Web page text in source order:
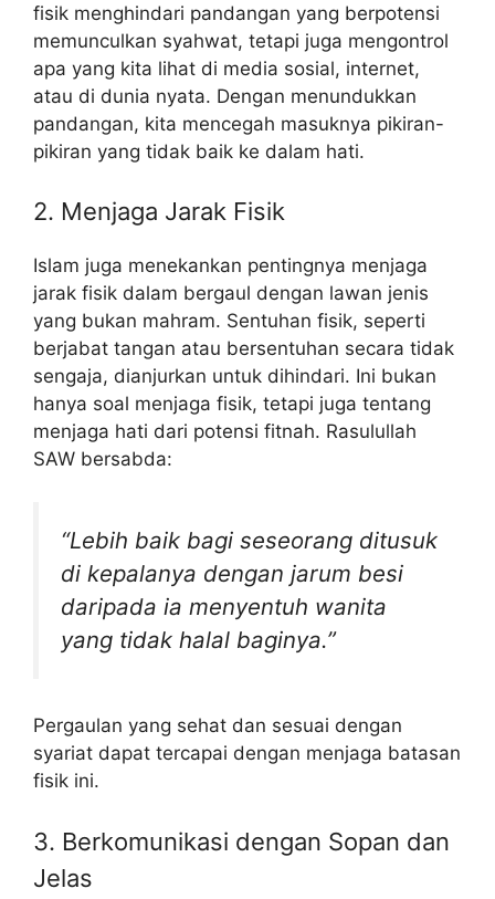
fisik menghindari pandangan yang berpotensi
memunculkan syahwat, tetapi juga mengontrol
apa yang kita lihat di media sosial, internet,
atau di dunia nyata. Dengan menundukkan
pandangan, kita mencegah masuknya pikiran-
pikiran yang tidak baik ke dalam hati.
2. Menjaga Jarak Fisik
Islam juga menekankan pentingnya menjaga
jarak fisik dalam bergaul dengan lawan jenis
yang bukan mahram. Sentuhan fisik, seperti
berjabat tangan atau bersentuhan secara tidak
sengaja, dianjurkan untuk dihindari. Ini bukan
hanya soal menjaga fisik, tetapi juga tentang
menjaga hati dari potensi fitnah. Rasulullah
SAW bersabda:
“Lebih baik bagi seseorang ditusuk
di kepalanya dengan jarum besi
daripada ia menyentuh wanita
yang tidak halal baginya.”
Pergaulan yang sehat dan sesuai dengan
syariat dapat tercapai dengan menjaga batasan
fisik ini.
3. Berkomunikasi dengan Sopan dan
Jelas